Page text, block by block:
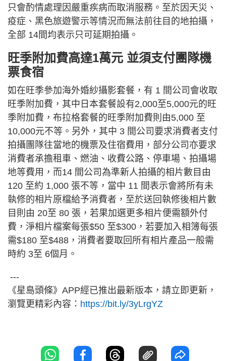
只會酌情處理因嚴重疾病而取消服務。至於因天災、
疫症、黑色旅遊警示等情況而無法前往目的地拍攝，
全部 14間均表示只可延期拍攝。
旺季附加費高達1萬元 並須支付團隊機
票食宿
如在旺季參加海外婚紗攝影套餐，有 1 間公司會收取
旺季附加費，其中日本套餐設有2,000至5,000元的旺
季附加費，布拉格套餐的旺季附加費則由5,000 至
10,000元不等。另外，其中 3 間公司要求消費者支付
拍攝團隊往當地的機票及住宿費用，部分公司亦要求
消費者承擔租車、燃油、收費公路、停車場、拍攝場
地等費用，而14 間公司為準新人拍攝的相片數目由
120 至約 1,000 張不等，當中 11 間表示會將所有未
執修的相片原檔給予消費者，至於送回執修後相片數
目則由 20至 80 張，若果加選更多相片便需額外付
費，淨相片檔案每張$50 至$300，若要加入相簿每張
需$180 至$488，消費者要取回所有相片產品一般需
時約 3至 6個月。
---
《星島頭條》APP經已推出最新版本，請立即更新，
瀏覽更精彩內容： https://bit.ly/3yLrgYZ